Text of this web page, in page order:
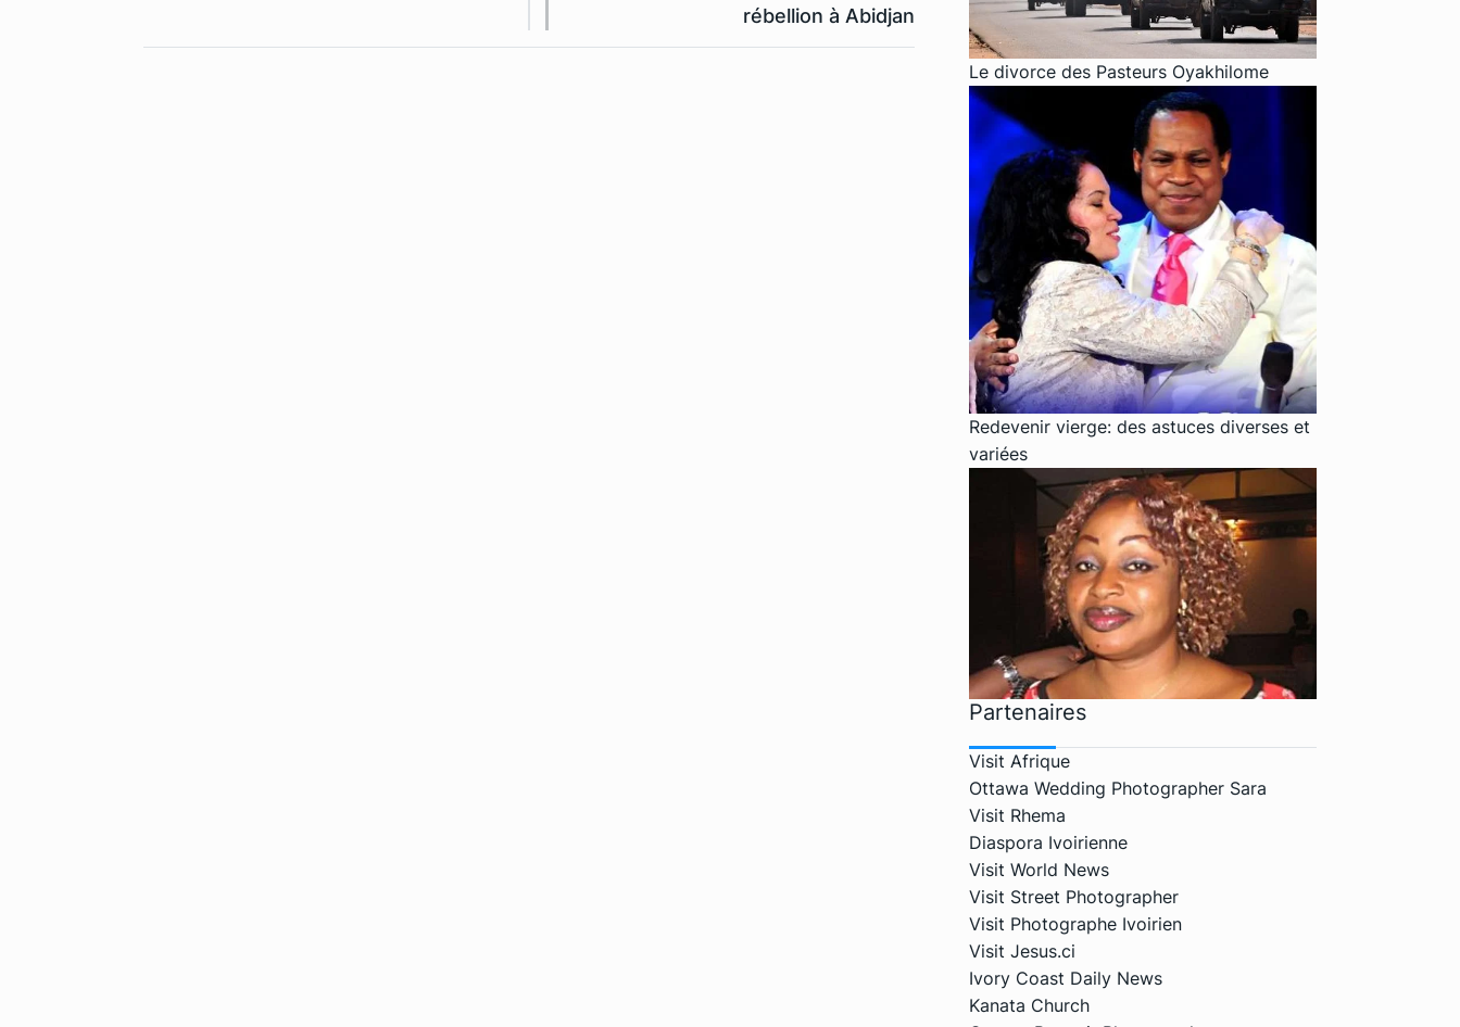
rébellion à Abidjan
Le divorce des Pasteurs Oyakhilome
Redevenir vierge: des astuces diverses et
variées
Partenaires
Visit Afrique
Ottawa Wedding Photographer Sara
Visit Rhema
Diaspora Ivoirienne
Visit World News
Visit Street Photographer
Visit Photographe Ivoirien
Visit Jesus.ci
Ivory Coast Daily News
Kanata Church